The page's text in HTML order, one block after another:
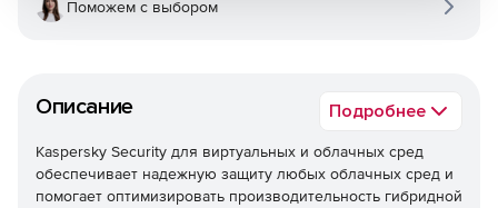
Описание Подробнее
Kaspersky Security для виртуальных и облачных сред
обеспечивает надежную защиту любых облачных сред и
помогает оптимизировать производительность гибридной
Поможем с выбором